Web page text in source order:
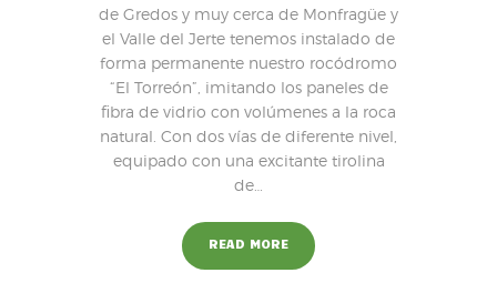
de Gredos y muy cerca de Monfragüe y
el Valle del Jerte tenemos instalado de
forma permanente nuestro rocódromo
“El Torreón”, imitando los paneles de
fibra de vidrio con volúmenes a la roca
natural. Con dos vías de diferente nivel,
equipado con una excitante tirolina
de…
READ MORE